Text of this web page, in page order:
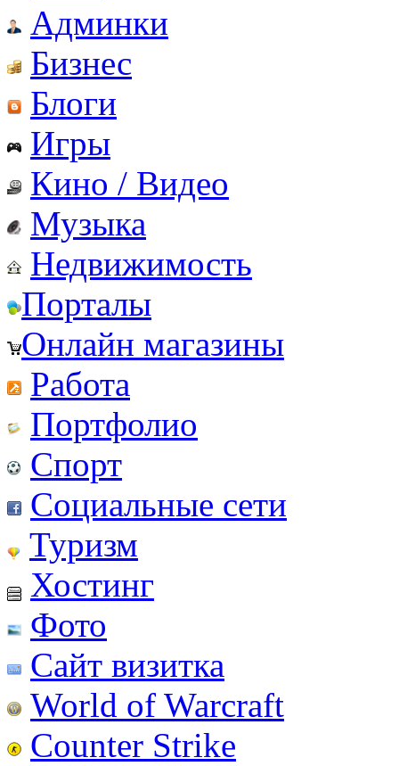
Админки
Бизнес
Блоги
Игры
Кино / Видео
Музыка
Недвижимость
Порталы
Онлайн магазины
Работа
Портфолио
Спорт
Социальные сети
Туризм
Хостинг
Фото
Сайт визитка
World of Warcraft
Counter Strike